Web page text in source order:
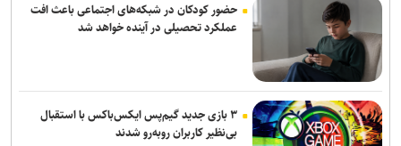
حضور کودکان در شبکه‌های اجتماعی باعث افت
عملکرد تحصیلی در آینده خواهد شد
۳ بازی جدید گیم‌پس ایکس‌باکس با استقبال
بی‌نظیر کاربران روبه‌رو شدند